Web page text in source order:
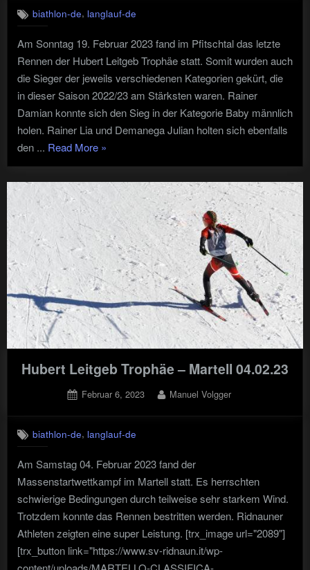
biathlon-de, langlauf-de
Am Sonntag 19. Februar 2023 fand im Pfitschtal das letzte
Rennen der Hubert Leitgeb Trophäe statt. Somit wurden auch
die Sieger der jeweils verschiedenen Kategorien gekürt, die
in dieser Saison 2022/23 am Stärksten waren. Rainer
Damian konnte sich den Sieg in der Kategorie Baby männlich
holen. Rainer Lia und Demanega Julian holten sich ebenfalls
den ... Read More"Hubert
Leitgeb
Trophäe
–
Pfitsch
19.02.2023"
»
Hubert Leitgeb Trophäe – Martell 04.02.23
Posted
Februar 6, 2023 By
Manuel Volgger
biathlon-de, langlauf-de
Am Samstag 04. Februar 2023 fand der
Massenstartwettkampf im Martell statt. Es herrschten
schwierige Bedingungen durch teilweise sehr starkem Wind.
Trotzdem konnte das Rennen bestritten werden. Ridnauner
Athleten zeigten eine super Leistung. [trx_image url="2089"]
[trx_button link="https://www.sv-ridnaun.it/wp-